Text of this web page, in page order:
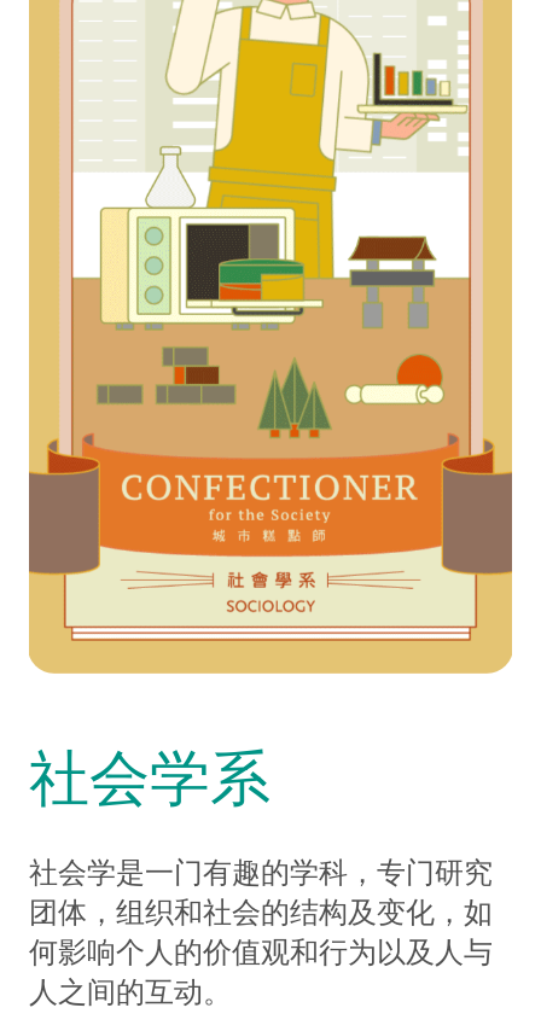
社会学系
社会学是一门有趣的学科，专门研究
团体，组织和社会的结构及变化，如
何影响个人的价值观和行为以及人与
人之间的互动。